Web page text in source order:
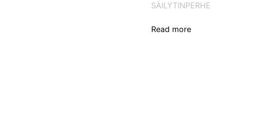
SÄILYTINPERHE
Read more